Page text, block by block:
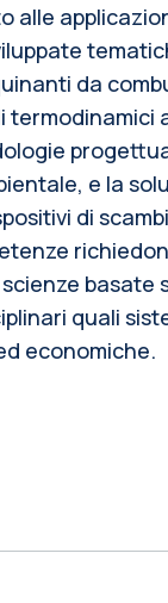
alle
da
e la
di
basate
quali
economiche.